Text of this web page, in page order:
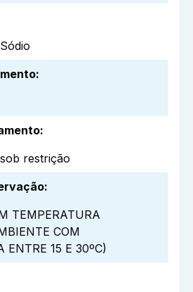
:
:
restrição
:
TEMPERATURA
COM
ENTRE 15 E 30ºC)